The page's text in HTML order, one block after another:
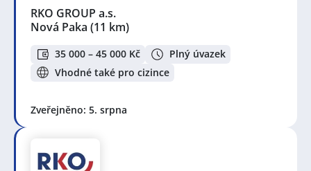
RKO GROUP a.s.
Nová Paka (11 km)
35 000 – 45 000 Kč
Plný úvazek
Vhodné také pro cizince
Zveřejněno: 5. srpna